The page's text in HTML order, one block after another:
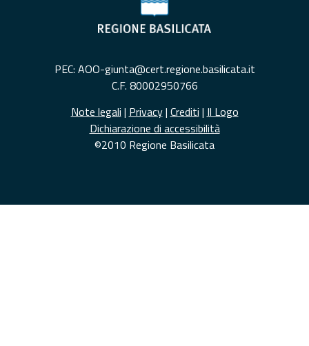
PEC: AOO-giunta@cert.regione.basilicata.it
C.F. 80002950766
Note legali | Privacy| Crediti | Il Logo
Dichiarazione di accessibilità
©2010 Regione Basilicata